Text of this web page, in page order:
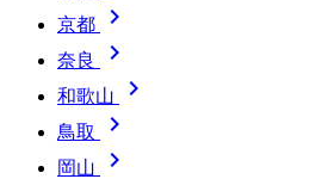
京都 
奈良 
和歌山 
鳥取 
岡山 